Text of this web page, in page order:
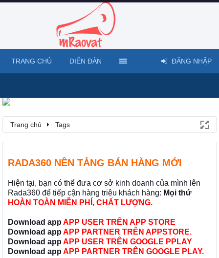
Trang chủ Tags
RADA360 NỀN TẢNG BÁN HÀNG MỚI
Hiện tại, bạn có thể đưa cơ sở kinh doanh của mình lên
Rada360 để tiếp cận hàng triệu khách hàng: Mọi thứ
HOÀN TOÀN MIỄN PHÍ, CHẤT LƯỢNG.
Download app APP USER TRÊN APP STORE
Download app APP PARTNER TRÊN APPSTORE.
Download app APP USER TRÊN GOOGLE PPLAY
Download app APP PARTNER TRÊN GOOGLE PLAY.
TRANG CHỦ DIỄN ĐÀN ĐĂNG NHẬP